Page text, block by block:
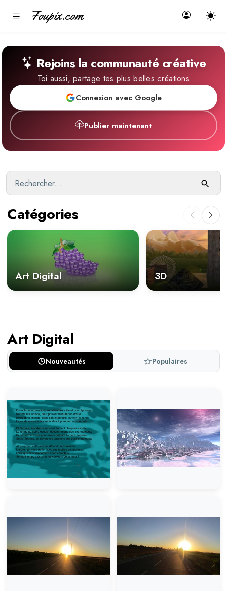
Foupix.com
Rejoins la communauté créative
Toi aussi, partage tes plus belles créations
Connexion avec Google
Publier maintenant
Catégories
Art Digital 3D
Art Digital
Nouveautés Populaires